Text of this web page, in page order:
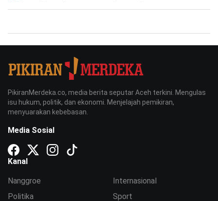
PikiranMerdeka.co, media berita seputar Aceh terkini. Mengulas
isu hukum, politik, dan ekonomi. Menjelajah pemikiran,
menyuarakan kebebasan.
Media Sosial
Kanal
Nanggroe
Politika
Internasional
Sport